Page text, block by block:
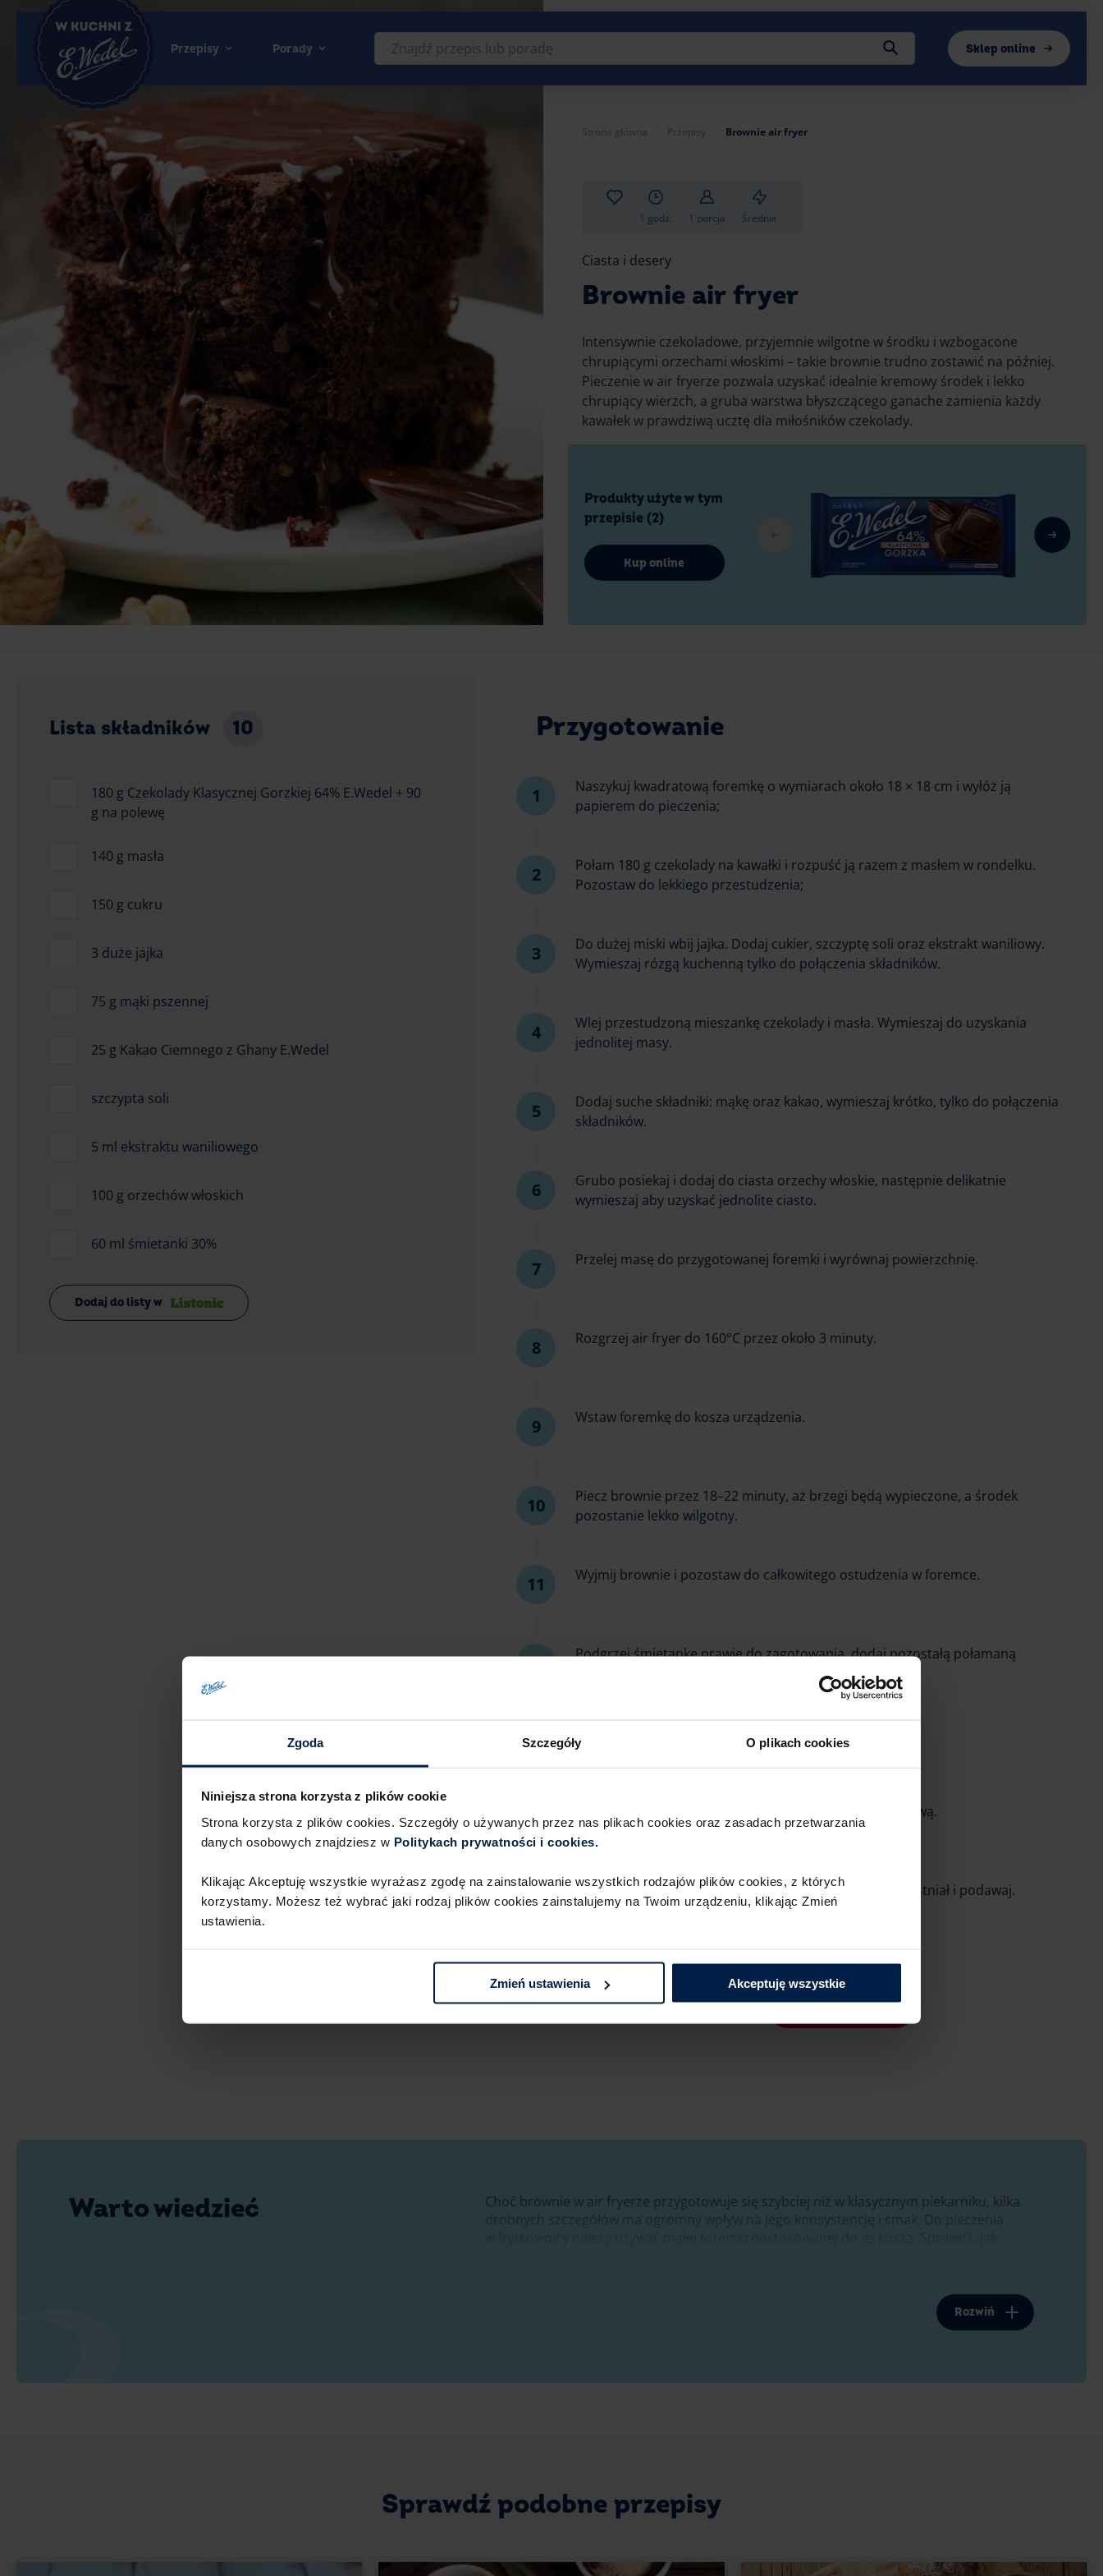
Zgoda Szczegóły O plikach cookies
Niniejsza strona korzysta z plików cookie
Strona korzysta z plików cookies. Szczegóły o używanych przez nas plikach cookies oraz zasadach przetwarzania
danych osobowych znajdziesz w Politykach prywatności i cookies.​ ​
Klikając Akceptuję wszystkie wyrażasz zgodę na zainstalowanie wszystkich rodzajów plików cookies,​ z których
korzystamy. Możesz też wybrać jaki rodzaj plików cookies zainstalujemy na Twoim urządzeniu,​ klikając Zmień
ustawienia.​ ​
Zmień ustawienia Akceptuję wszystkie
Wedel.pl
-
strona
główna
Przepisy Porady
Znajdź
przepis
Sklep online
Strona główna Przepisy Brownie air fryer
1 godz. 1 porcja Średnie
Ciasta i desery
Brownie air fryer
Intensywnie czekoladowe, przyjemnie wilgotne w środku i wzbogacone
chrupiącymi orzechami włoskimi – takie brownie trudno zostawić na później.
Pieczenie w air fryerze pozwala uzyskać idealnie kremowy środek i lekko
chrupiący wierzch, a gruba warstwa błyszczącego ganache zamienia każdy
kawałek w prawdziwą ucztę dla miłośników czekolady.
Produkty użyte w tym
przepisie (2)
Kup online
Lista składników 10
180 g Czekolady Klasycznej Gorzkiej 64% E.Wedel + 90
g na polewę
140 g masła
150 g cukru
3 duże jajka
75 g mąki pszennej
25 g Kakao Ciemnego z Ghany E.Wedel
szczypta soli
5 ml ekstraktu waniliowego
100 g orzechów włoskich
60 ml śmietanki 30%
Dodaj do listy w
Przygotowanie
Naszykuj kwadratową foremkę o wymiarach około 18 × 18 cm i wyłóż ją
papierem do pieczenia;
Połam 180 g czekolady na kawałki i rozpuść ją razem z masłem w rondelku.
Pozostaw do lekkiego przestudzenia;
Do dużej miski wbij jajka. Dodaj cukier, szczyptę soli oraz ekstrakt waniliowy.
Wymieszaj rózgą kuchenną tylko do połączenia składników.
Wlej przestudzoną mieszankę czekolady i masła. Wymieszaj do uzyskania
jednolitej masy.
Dodaj suche składniki: mąkę oraz kakao, wymieszaj krótko, tylko do połączenia
składników.
Grubo posiekaj i dodaj do ciasta orzechy włoskie, następnie delikatnie
wymieszaj aby uzyskać jednolite ciasto.
Przelej masę do przygotowanej foremki i wyrównaj powierzchnię.
Rozgrzej air fryer do 160°C przez około 3 minuty.
Wstaw foremkę do kosza urządzenia.
Piecz brownie przez 18–22 minuty, aż brzegi będą wypieczone, a środek
pozostanie lekko wilgotny.
Wyjmij brownie i pozostaw do całkowitego ostudzenia w foremce.
Podgrzej śmietankę prawie do zagotowania, dodaj pozostałą połamaną
Polej całkowicie wystudzone brownie czekoladową polewą.
Pozostaw na około 20–25 minut, aby ganache lekko zgęstniał i podawaj.
Podobał Ci się ten przepis?
Warto wiedzieć
Choć brownie w air fryerze przygotowuje się szybciej niż w klasycznym piekarniku, kilka
drobnych szczegółów ma ogromny wpływ na jego konsystencję i smak. Do pieczenia
Air fryer – jak dobrać odpowiednią formę?
forma, która swobodnie mieści się w koszu urządzenia i zostawia miejsce na cyrkulację
Rozwiń
Sprawdź podobne przepisy